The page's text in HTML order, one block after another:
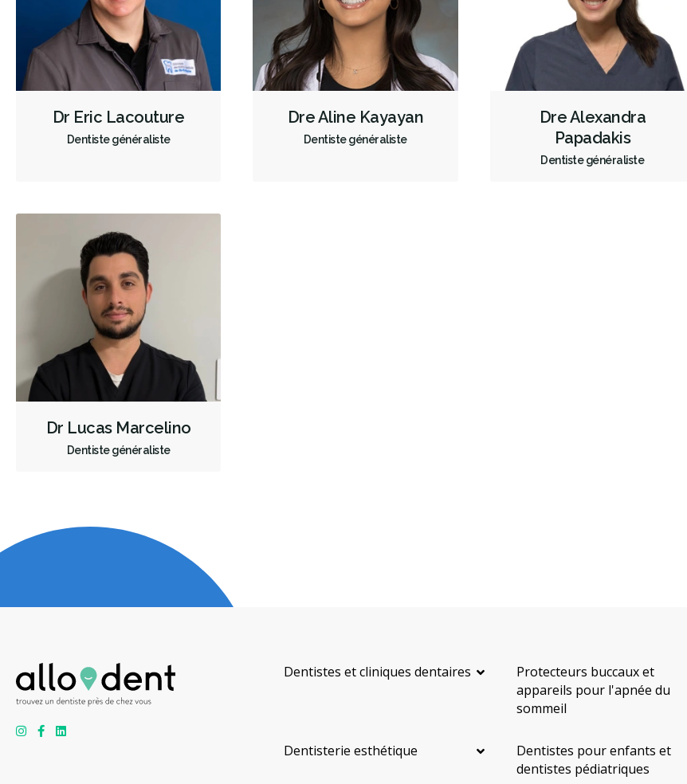
Réparateur
RCSD (Régime canadien de soins dentaires)
Moins
Dr Eric Lacouture
Dentiste généraliste
Dre Aline Kayayan
Dentiste généraliste
Dre Alexandra
Papadakis
Dentiste généraliste
Dr Lucas Marcelino
Dentiste généraliste
Dentistes et cliniques dentaires
Protecteurs buccaux et
appareils pour l'apnée du
sommeil
Dentisterie esthétique
Dentistes pour enfants et
dentistes pédiatriques